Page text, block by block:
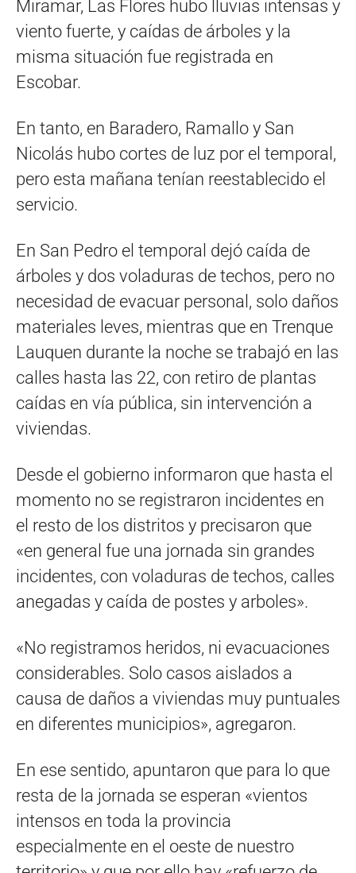
Miramar, Las Flores hubo lluvias intensas y
viento fuerte, y caídas de árboles y la
misma situación fue registrada en
Escobar.
En tanto, en Baradero, Ramallo y San
Nicolás hubo cortes de luz por el temporal,
pero esta mañana tenían reestablecido el
servicio.
En San Pedro el temporal dejó caída de
árboles y dos voladuras de techos, pero no
necesidad de evacuar personal, solo daños
materiales leves, mientras que en Trenque
Lauquen durante la noche se trabajó en las
calles hasta las 22, con retiro de plantas
caídas en vía pública, sin intervención a
viviendas.
Desde el gobierno informaron que hasta el
momento no se registraron incidentes en
el resto de los distritos y precisaron que
«en general fue una jornada sin grandes
incidentes, con voladuras de techos, calles
anegadas y caída de postes y arboles».
«No registramos heridos, ni evacuaciones
considerables. Solo casos aislados a
causa de daños a viviendas muy puntuales
en diferentes municipios», agregaron.
En ese sentido, apuntaron que para lo que
resta de la jornada se esperan «vientos
intensos en toda la provincia
especialmente en el oeste de nuestro